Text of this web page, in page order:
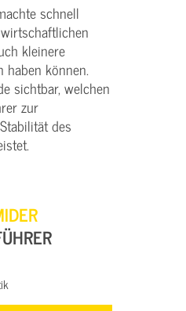
schnell
kleinere
haben können.
sichtbar, welchen
zur
des